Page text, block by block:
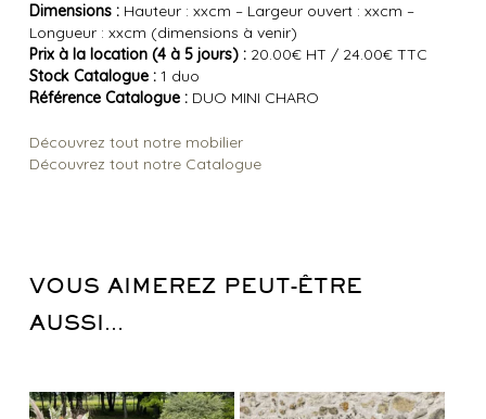
Dimensions :Hauteur : xxcm – Largeur ouvert : xxcm –
Longueur : xxcm (dimensions à venir)
Prix à la location (4 à 5 jours) :20.00€ HT / 24.00€ TTC
Stock Catalogue :1 duo
Référence Catalogue :DUO MINI CHARO
Découvrez tout notre mobilier
Découvrez tout notre Catalogue
VOUS AIMEREZ PEUT-ÊTRE
AUSSI…